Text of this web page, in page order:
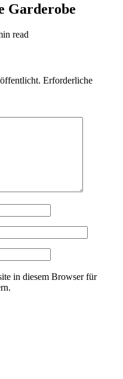
Garderobe
read
Erforderliche
in diesem Browser für